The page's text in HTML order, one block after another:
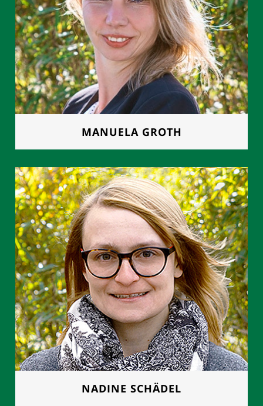
MANUELA GROTH
FRAU MANUELA GROTH
Geschäftsleitung
0177 - 8892614
NADINE SCHÄDEL